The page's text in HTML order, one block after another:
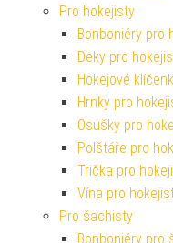
Pro hokejisty
Bonboniéry pro
Deky pro
Hokejové
Hrnky pro
Osušky pro
Polštáře pro
Trička pro
Vína pro
Pro šachisty
Bonboniéry pro